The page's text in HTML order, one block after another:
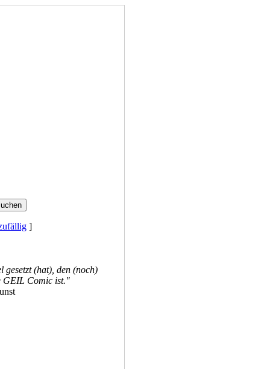
]
gesetzt (hat), den (noch)
GEIL Comic ist."